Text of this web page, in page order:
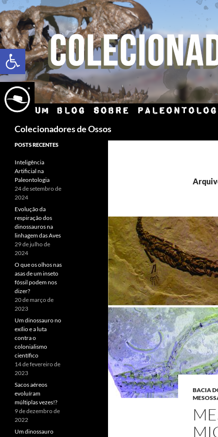
Abrir a barra de ferramentas
Colecionadores de Ossos
BACIA
POSTS RECENTES
Inteligência
Artificial na
Paleontologia
24 de setembro de
2024
Evolução da
respiração dos
dinossauros na
linhagem das Aves
29 de julho de
2024
O que os olhos nas
asas de um inseto
fóssil podem nos
dizer?
20 de março de
2023
Um dinossauro no
exílio e a luta
contra o
colonialismo
científico
14 de fevereiro de
2023
Sacos aéreos
evoluíram
múltiplas vezes!?
9 de dezembro de
2022
Um dinossauro